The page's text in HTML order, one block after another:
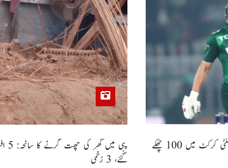
صاحبزادہ فرحان ایک سال میں ٹی ٹوئنٹی کرکٹ میں 100 چھکے
گئے، 3 زخمی